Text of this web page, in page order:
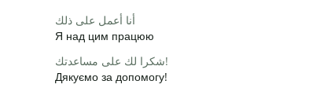
أنا أعمل على ذلك
Я над цим працюю
شكرا لك على مساعدتك!
Дякуємо за допомогу!